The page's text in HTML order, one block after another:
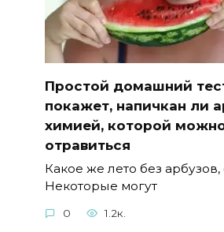
Простой домашний
покажет, напичкан ли
химией, которой
отравиться
Какое же лето без арбузов,
Некоторые могут
0 1.2к.